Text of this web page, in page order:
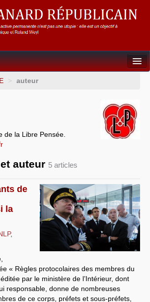
énormément !
sous contrôle
> auteur
de la Libre Pensée.
auteur 5 articles
de
la
,
« Règles protocolaires des membres du
par le ministère de l’Intérieur, dont
responsable, donne de nombreuses
de ce corps, préfets et sous-préfets,